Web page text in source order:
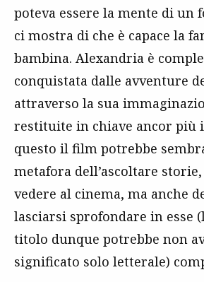
poteva essere la mente di un
ci mostra di che è capace la
bambina. Alexandria è
conquistata dalle avventure
attraverso la sua
restituite in chiave ancor più
questo il film potrebbe
metafora dell’ascoltare
vedere al cinema, ma anche
lasciarsi sprofondare in esse
titolo dunque potrebbe non
significato solo letterale)